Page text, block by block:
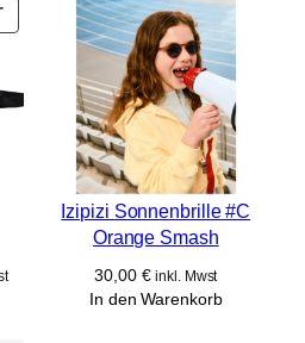
PRODUKT
IM
Izipizi Sonnenbrille #C
Orange Smash
30,00 € inkl. Mwst
In den Warenkorb